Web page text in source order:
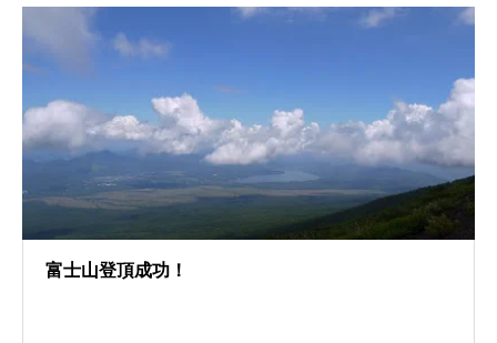
富士山登頂成功！